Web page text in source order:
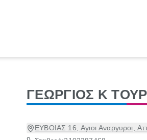
ΓΕΩΡΓΙΟΣ Κ
ΕΥΒΟΙΑΣ 16, Αγιοι Αναργυροι,